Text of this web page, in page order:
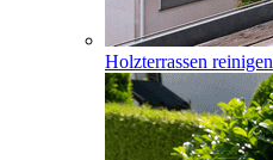
Holzterrassen reinigen